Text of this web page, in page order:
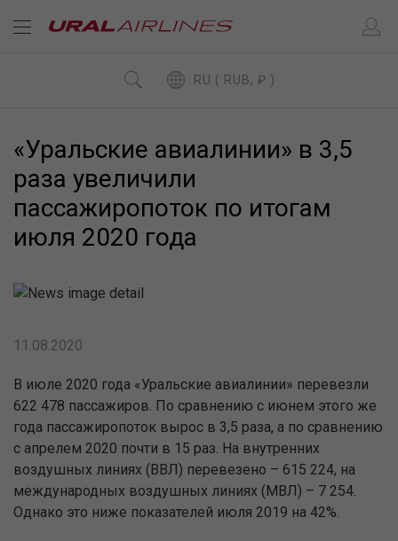
RU ( RUB, ₽ )
«Уральские авиалинии» в 3,5
раза увеличили
пассажиропоток по итогам
июля 2020 года
11.08.2020
В июле 2020 года «Уральские авиалинии» перевезли
622 478 пассажиров. По сравнению с июнем этого же
года пассажиропоток вырос в 3,5 раза, а по сравнению
с апрелем 2020 почти в 15 раз. На внутренних
воздушных линиях (ВВЛ) перевезено – 615 224, на
международных воздушных линиях (МВЛ) – 7 254.
Однако это ниже показателей июля 2019 на 42%.